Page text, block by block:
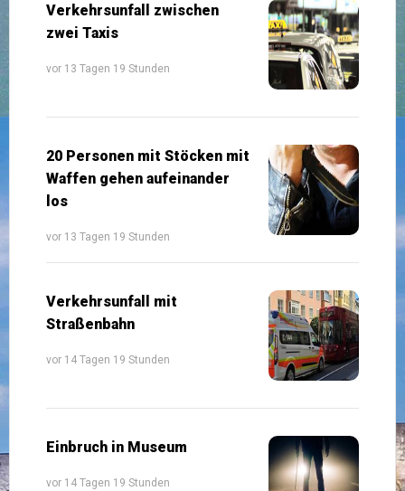
Verkehrsunfall zwischen
zwei Taxis
vor 13 Tagen 19 Stunden
20 Personen mit Stöcken mit
Waffen gehen aufeinander
los
vor 13 Tagen 19 Stunden
Verkehrsunfall mit
Straßenbahn
vor 14 Tagen 19 Stunden
Einbruch in Museum
vor 14 Tagen 19 Stunden